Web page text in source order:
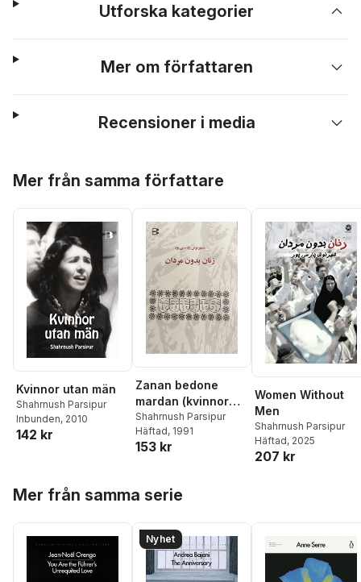
Utforska kategorier
Mer om författaren
Recensioner i media
Mer från samma författare
Kvinnor utan män
Shahrnush Parsipur
Inbunden, 2010
142 kr
Zanan bedone
mardan (kvinnor
utan män)
Shahrnush Parsipur
Häftad, 1991
153 kr
Women Without
Men
Shahrnush Parsipur
Häftad, 2025
207 kr
Mer från samma serie
Nyhet